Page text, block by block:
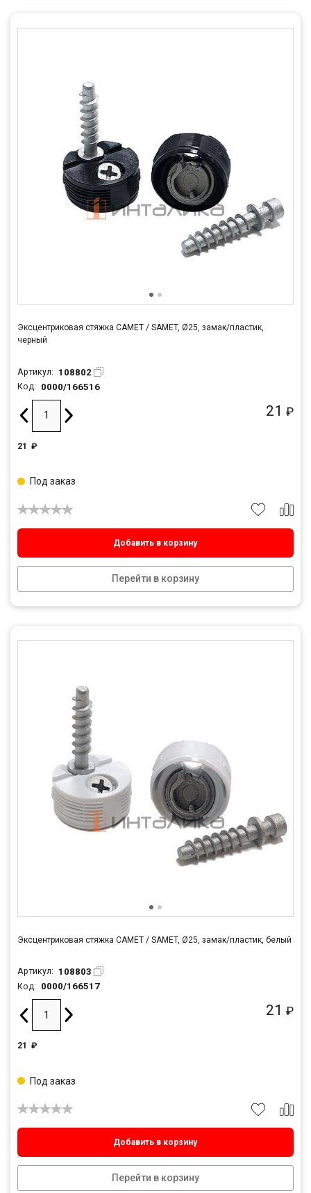
Эксцентриковая стяжка САМЕТ / SAMET, Ø25, замак/пластик,
черный
Артикул: 108802
Код: 0000/166516
21 ₽
21 ₽
Добавить в корзину
Перейти в корзину
Под заказ
Эксцентриковая стяжка САМЕТ / SAMET, Ø25, замак/пластик, белый
Артикул: 108803
Код: 0000/166517
21 ₽
21 ₽
Добавить в корзину
Перейти в корзину
Под заказ